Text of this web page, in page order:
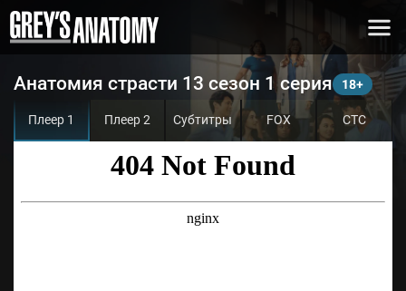
Анатомия страсти 13 сезон 1 серия
Плеер 1 Плеер 2 Субтитры FOX СТС